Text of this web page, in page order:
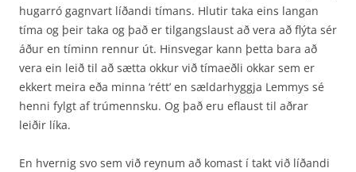
hugarró gagnvart líðandi tímans. Hlutir taka eins langan
tíma og þeir taka og það er tilgangslaust að vera að flýta sér
áður en tíminn rennur út. Hinsvegar kann þetta bara að
vera ein leið til að sætta okkur við tímaeðli okkar sem er
ekkert meira eða minna ‘rétt’ en sældarhyggja Lemmys sé
henni fylgt af trúmennsku. Og það eru eflaust til aðrar
leiðir líka.
En hvernig svo sem við reynum að komast í takt við líðandi